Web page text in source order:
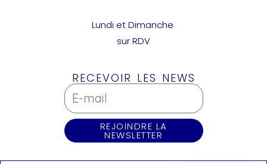
Lundi et Dimanche
sur RDV
RECEVOIR LES NEWS
REJOINDRE LA
NEWSLETTER